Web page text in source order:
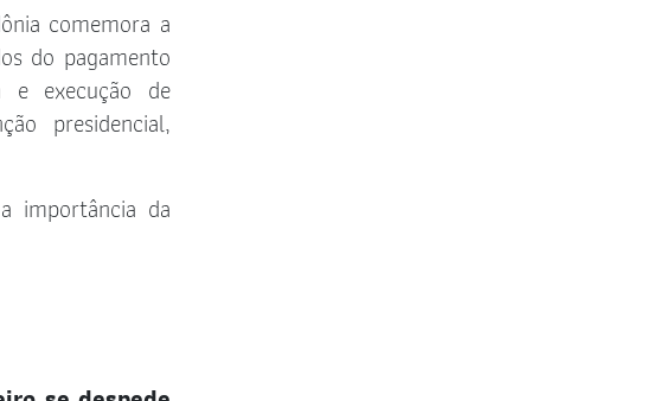
comemora a
do pagamento
e execução de
presidencial,
importância da